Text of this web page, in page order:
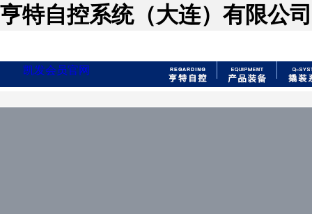
亨特自控系统（大连）有限公
凯发会员官网